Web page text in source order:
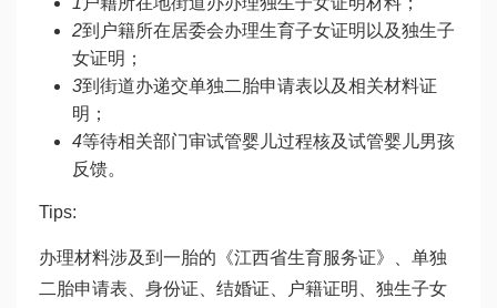
2到户籍所在居委会办理生育子女证明以及独生子
女证明；
3到街道办递交单独二胎申请表以及相关材料证
明；
4等待相关部门审试管婴儿过程核及试管婴儿男孩
反馈。
Tips:
办理材料涉及到一胎的《江西省生育服务证》、单独
二胎申请表、身份证、结婚证、户籍证明、独生子女